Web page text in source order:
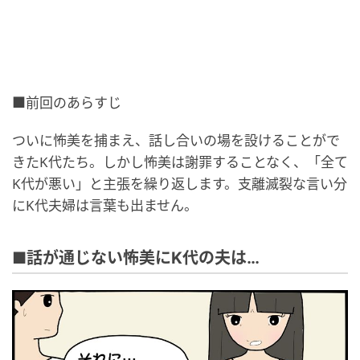
■前回のあらすじ
ついに怖美を捕まえ、話し合いの場を設けることがで
きたK代たち。しかし怖美は謝罪することなく、「全て
K代が悪い」と主張を繰り返します。支離滅裂な言い分
にK代夫婦は言葉も出ません。
■話が通じない怖美にK代の夫は…